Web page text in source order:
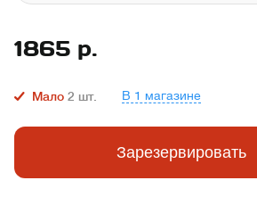
1865 р.
Мало 2 шт. В 1 магазине
Зарезервировать